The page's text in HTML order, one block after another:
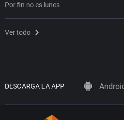
Por fin no es lunes
Ver todo
DESCARGA LA APP